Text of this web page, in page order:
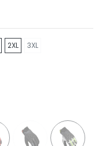
2XL 3XL